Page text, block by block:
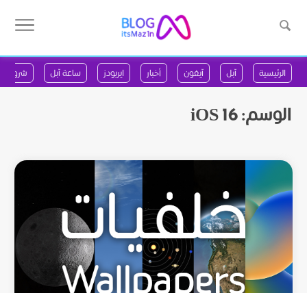
الرئيسية آبل آيفون أخبار ايربودز ساعة آبل شروحات
الوسم:iOS 16